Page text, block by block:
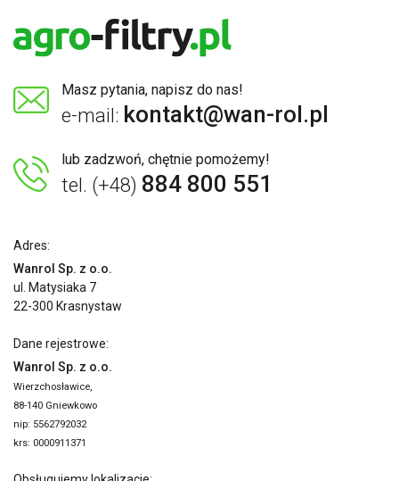
Masz pytania, napisz do nas!
e-mail: kontakt@wan-rol.pl
lub zadzwoń, chętnie pomożemy!
tel. (+48) 884 800 551
Adres:
Wanrol Sp. z o.o.
ul. Matysiaka 7
22-300 Krasnystaw
Dane rejestrowe:
Wanrol Sp. z o.o.
Wierzchosławice,
88-140 Gniewkowo
nip: 5562792032
krs: 0000911371